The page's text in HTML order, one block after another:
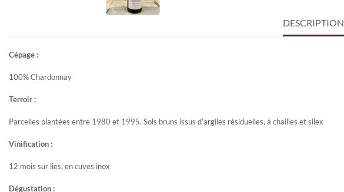
Villages En...
DESCRIPTION
Cépage :
100% Chardonnay
Terroir :
Parcelles plantées entre 1980 et 1995. Sols bruns issus d’argiles résiduelles, à chailles et silex
Vinification :
12 mois sur lies, en cuves inox
Dégustation :